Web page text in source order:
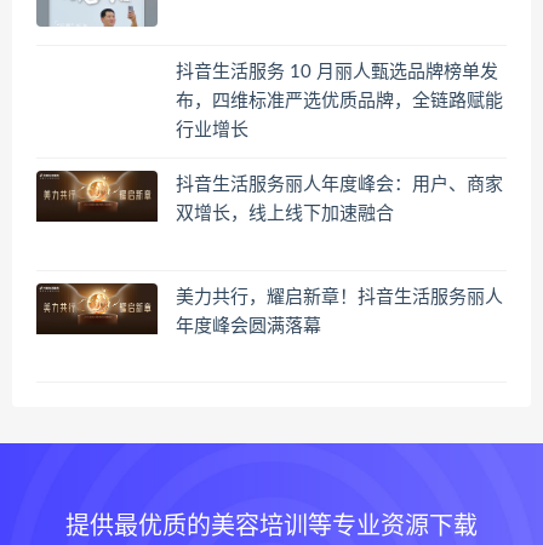
抖音生活服务 10 月丽人甄选品牌榜单发
布，四维标准严选优质品牌，全链路赋能
行业增长
抖音生活服务丽人年度峰会：用户、商家
双增长，线上线下加速融合
美力共行，耀启新章！抖音生活服务丽人
年度峰会圆满落幕
提供最优质的美容培训等专业资源下载